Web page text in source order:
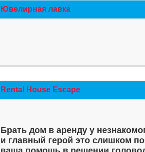
Ювелирная лавка
Rental House Escape
Брать дом в аренду у
и главный герой это слишком